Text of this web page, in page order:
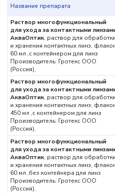
Название препарата
Раствор многофункциональный
для ухода за контактными
АкваОптик, раствор для обработки
и хранения контактных линз,
60 мл ,с контейнером для линз
Производитель: Гротекс ООО
(Россия),
Раствор многофункциональный
для ухода за контактными
АкваОптик, раствор для обработки
и хранения контактных линз,
450 мл ,с контейнером для линз
Производитель: Гротекс ООО
(Россия),
Раствор многофункциональный
для ухода за контактными
АкваОптик, раствор для обработки
и хранения контактных линз,
60 мл ,без контейнера для линз
Производитель: Гротекс ООО
(Россия),